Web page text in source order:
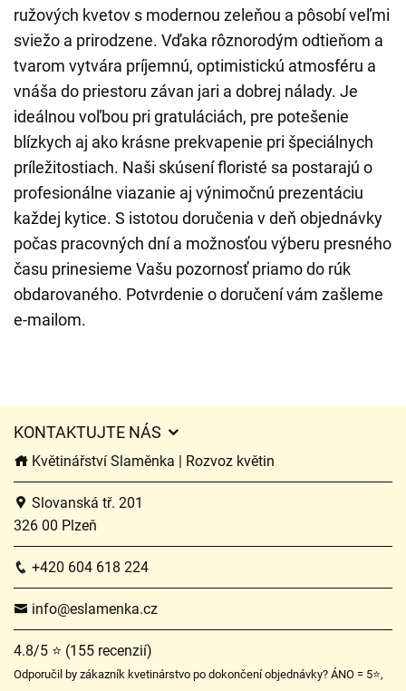
ružových kvetov s modernou zeleňou a pôsobí veľmi
sviežo a prirodzene. Vďaka rôznorodým odtieňom a
tvarom vytvára príjemnú, optimistickú atmosféru a
vnáša do priestoru závan jari a dobrej nálady. Je
ideálnou voľbou pri gratuláciách, pre potešenie
blízkych aj ako krásne prekvapenie pri špeciálnych
príležitostiach. Naši skúsení floristé sa postarajú o
profesionálne viazanie aj výnimočnú prezentáciu
každej kytice. S istotou doručenia v deň objednávky
počas pracovných dní a možnosťou výberu presného
času prinesieme Vašu pozornosť priamo do rúk
obdarovaného. Potvrdenie o doručení vám zašleme
e-mailom.
KONTAKTUJTE NÁS
Květinářství Slaměnka | Rozvoz květin
Slovanská tř. 201
326 00 Plzeň
+420 604 618 224
info@eslamenka.cz
4.8/5 ⭐ (155 recenzií)
Odporučil by zákazník kvetinárstvo po dokončení objednávky? ÁNO = 5⭐,